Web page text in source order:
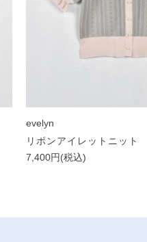
evelyn
リボンアイレットニット
7,400円(税込)